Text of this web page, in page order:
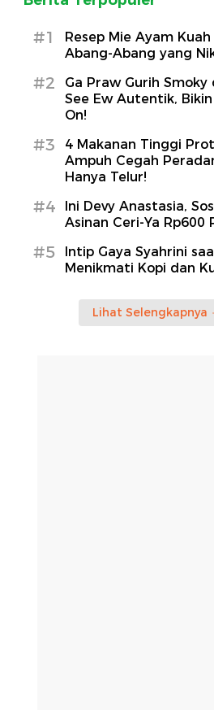
#1
Resep Mie Ayam
Abang-Abang yang
#2
Ga Praw Gurih Smoky
See Ew Autentik, Bikin
On!
#3
4 Makanan Tinggi
Ampuh Cegah
Hanya Telur!
#4
Ini Devy Anastasia,
Asinan Ceri-Ya Rp600
#5
Intip Gaya Syahrini
Menikmati Kopi dan
Lihat Selengkapnya